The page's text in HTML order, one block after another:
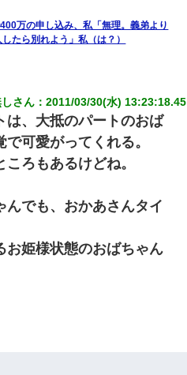
万の申し込み、私「無理。義弟より
たら別れよう」私（は？）
さん ：2011/03/30(水)
は、大抵のパートのおば
可愛がってくれる。
ろもあるけどね。
んでも、おかあさんタイ
お姫様状態のおばちゃん